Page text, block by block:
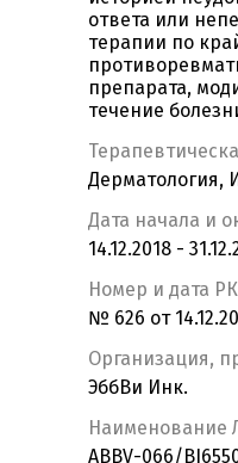
ответа или
терапии по
препарата,
течение
Дерматология,
Дата начала и
14.12.2018 -
Номер и дата
№ 626 от
Организация,
ЭббВи Инк.
Наименование
ABBV-066/